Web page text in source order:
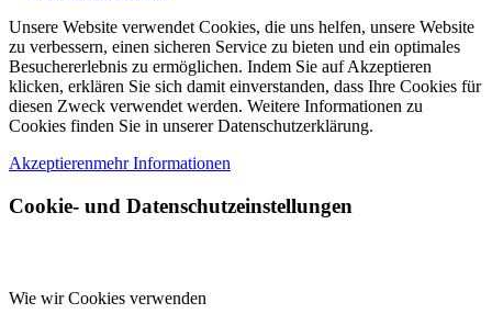
Unsere Website verwendet Cookies, die uns helfen, unsere Website
zu verbessern, einen sicheren Service zu bieten und ein optimales
Besuchererlebnis zu ermöglichen. Indem Sie auf Akzeptieren
klicken, erklären Sie sich damit einverstanden, dass Ihre Cookies für
diesen Zweck verwendet werden. Weitere Informationen zu
Cookies finden Sie in unserer Datenschutzerklärung.
Akzeptierenmehr Informationen
Cookie- und Datenschutzeinstellungen
Wie wir Cookies verwenden